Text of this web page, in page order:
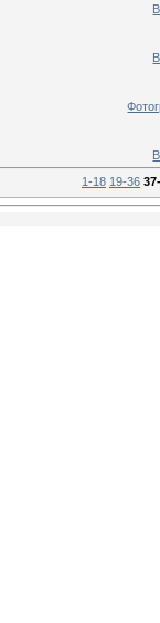
1-18 19-36